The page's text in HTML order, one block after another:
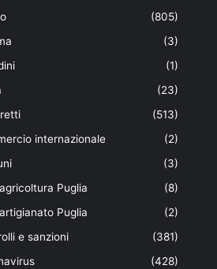
(805)
(3)
(1)
(23)
(513)
internazionale
(2)
(3)
Puglia
(8)
Puglia
(2)
e sanzioni
(381)
(428)